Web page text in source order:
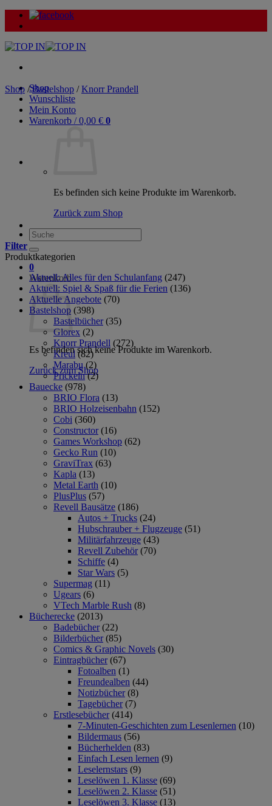
Zum
Inhalt
Shop
Wunschliste
Mein Konto
Warenkorb /0,00 € 0
Es befinden sich keine Produkte im Warenkorb.
Zurück zum Shop
Suche
nach:
0
Warenkorb
Es befinden sich keine Produkte im Warenkorb.
Zurück zum Shop
Shop / Bastelshop / Knorr Prandell
Filter
Produktkategorien
Aktuell: Alles für den Schulanfang (247)
Aktuell: Spiel & Spaß für die Ferien (136)
Aktuelle Angebote (70)
Bastelshop (398)
Bastelbücher (35)
Glorex (2)
Knorr Prandell (272)
Kreul (82)
Marabu (2)
Prickeln (2)
Bauecke (978)
BRIO Flora (13)
BRIO Holzeisenbahn (152)
Cobi (360)
Constructor (16)
Games Workshop (62)
Gecko Run (10)
GraviTrax (63)
Kapla (13)
Metal Earth (10)
PlusPlus (57)
Revell Bausätze (186)
Autos + Trucks (24)
Hubschrauber + Flugzeuge (51)
Militärfahrzeuge (43)
Revell Zubehör (70)
Schiffe (4)
Star Wars (5)
Supermag (11)
Ugears (6)
VTech Marble Rush (8)
Bücherecke (2013)
Badebücher (22)
Bilderbücher (85)
Comics & Graphic Novels (30)
Eintragbücher (67)
Fotoalben (1)
Freundealben (44)
Notizbücher (8)
Tagebücher (7)
Erstlesebücher (414)
7-Minuten-Geschichten zum Lesenlernen (10)
Bildermaus (56)
Bücherhelden (83)
Einfach Lesen lernen (9)
Leselernstars (9)
Leselöwen 1. Klasse (69)
Leselöwen 2. Klasse (51)
Leselöwen 3. Klasse (13)